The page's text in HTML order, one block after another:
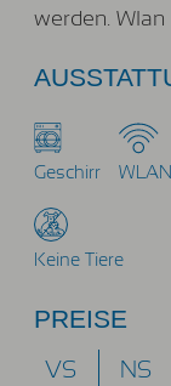
werden. Wlan
Geschirr WLAN
Keine Tiere
PREISE
VS
NS